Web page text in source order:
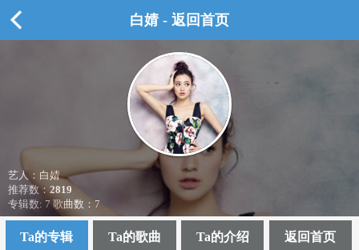
白婧 - 返回首页
艺人：白婧
推荐数：2819
专辑数: 7 歌曲数：7
Ta的专辑 Ta的歌曲 Ta的介绍 返回首页